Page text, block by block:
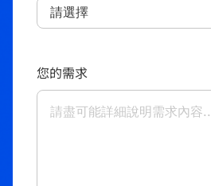
您的需求